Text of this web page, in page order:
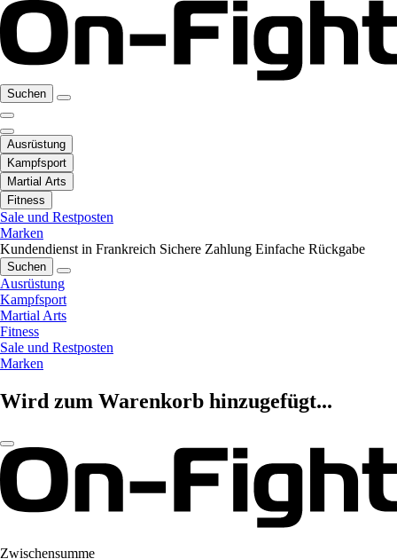
Suchen
Ausrüstung
Kampfsport
Martial Arts
Fitness
Sale und Restposten
Marken
Kundendienst in Frankreich Sichere Zahlung Einfache Rückgabe
Suchen
Ausrüstung
Kampfsport
Martial Arts
Fitness
Sale und Restposten
Marken
Wird zum Warenkorb hinzugefügt...
Zwischensumme